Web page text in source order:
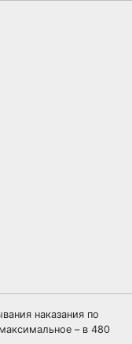
наказания по
– в 480